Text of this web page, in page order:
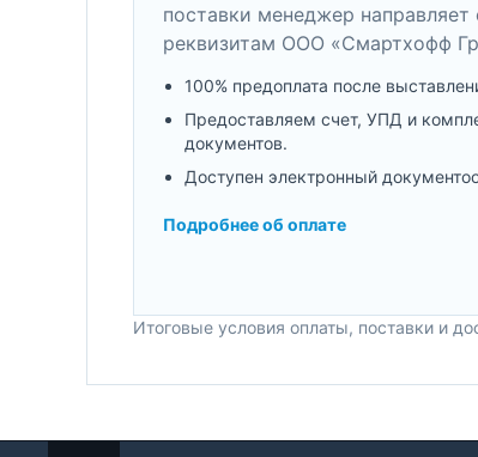
поставки менеджер направляет
реквизитам ООО «Смартхофф
100% предоплата после
Предоставляем счет, УПД и
документов.
Доступен электронный
Подробнее об оплате
Итоговые условия оплаты, поставки и